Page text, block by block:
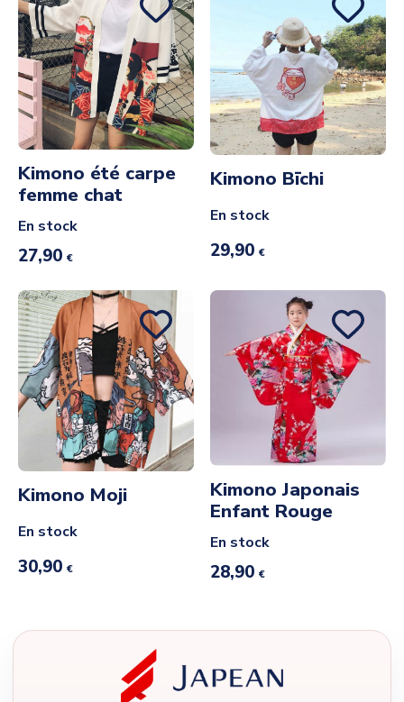
Kimono été carpe
femme chat
En stock
27,90 €
Kimono Bīchi
En stock
29,90 €
Kimono Moji
En stock
30,90 €
Kimono Japonais
Enfant Rouge
En stock
28,90 €